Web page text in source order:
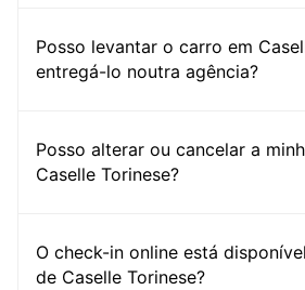
Posso levantar o carro em
entregá-lo noutra agência?
Posso alterar ou cancelar a
Caselle Torinese?
O check-in online está
de Caselle Torinese?